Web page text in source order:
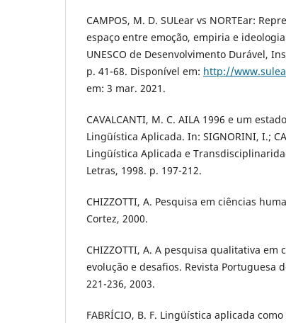
CAMPOS, M. D. SULear vs NORTEar:
espaço entre emoção, empiria e
UNESCO de Desenvolvimento Durável,
p. 41-68. Disponível em: http://
em: 3 mar. 2021.
CAVALCANTI, M. C. AILA 1996 e um
Lingüística Aplicada. In: SIGNORINI, I.;
Lingüística Aplicada e
Letras, 1998. p. 197-212.
CHIZZOTTI, A. Pesquisa em ciências
Cortez, 2000.
CHIZZOTTI, A. A pesquisa qualitativa em
evolução e desafios. Revista Portuguesa
221-236, 2003.
FABRÍCIO, B. F. Lingüística aplicada